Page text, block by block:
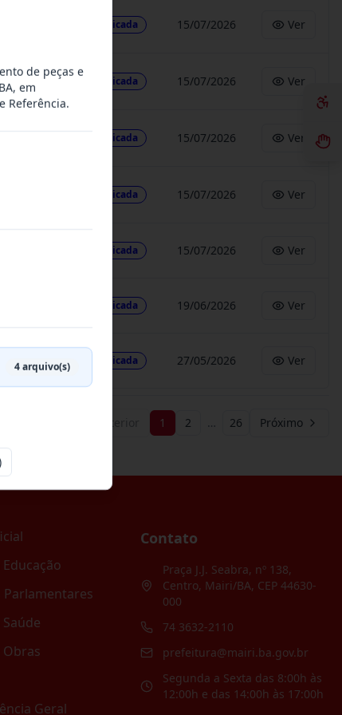
Publicada 15/07/2026 Ver
Publicada 15/07/2026 Ver
Publicada 15/07/2026 Ver
Publicada 15/07/2026 Ver
Publicada 15/07/2026 Ver
Publicada 19/06/2026 Ver
Publicada 27/05/2026 Ver
1 2 … 26 Próximo
Parlamentares
Geral
Contato
Praça J.J. Seabra, nº 138,
Centro, Mairi/BA, CEP 44630-
000
74 3632-2110
prefeitura@mairi.ba.gov.br
Segunda a Sexta das 8:00h às
12:00h e das 14:00h às 17:00h
de peças e
em
Referência.
4arquivo(s)